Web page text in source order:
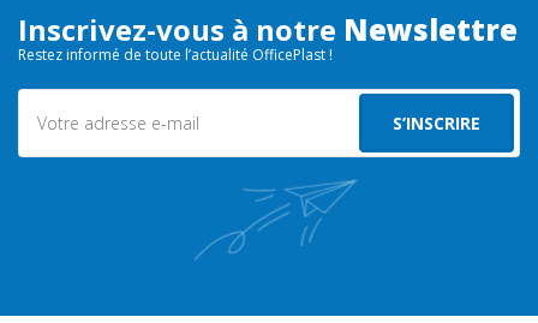
Inscrivez-vous à notre Newslettre
Restez informé de toute l’actualité OfficePlast !